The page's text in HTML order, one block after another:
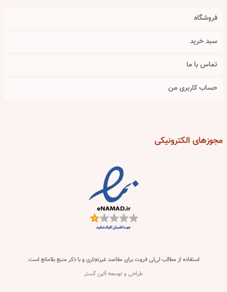
فروشگاه
سبد خرید
تماس با ما
حساب کاربری من
مجوزهای الکترونیکی
استفاده از مطالب لی‌لی فروت برای مقاصد غیرتجاری و با ذکر منبع بلامانع است.
طراحی و توسعه آئین گستر